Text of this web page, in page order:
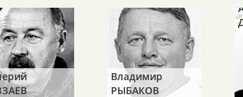
Александр
ДИТЯТИН